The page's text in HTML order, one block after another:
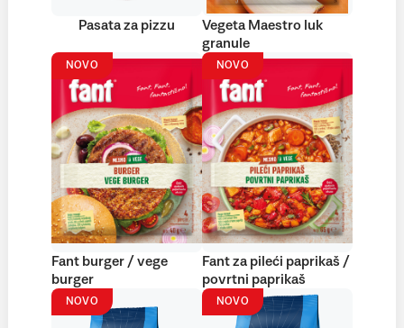
Pasata za pizzu
Vegeta Maestro luk
granule
NOVO
Fant burger / vege
burger
NOVO
Fant za pileći paprikaš /
povrtni paprikaš
NOVO NOVO